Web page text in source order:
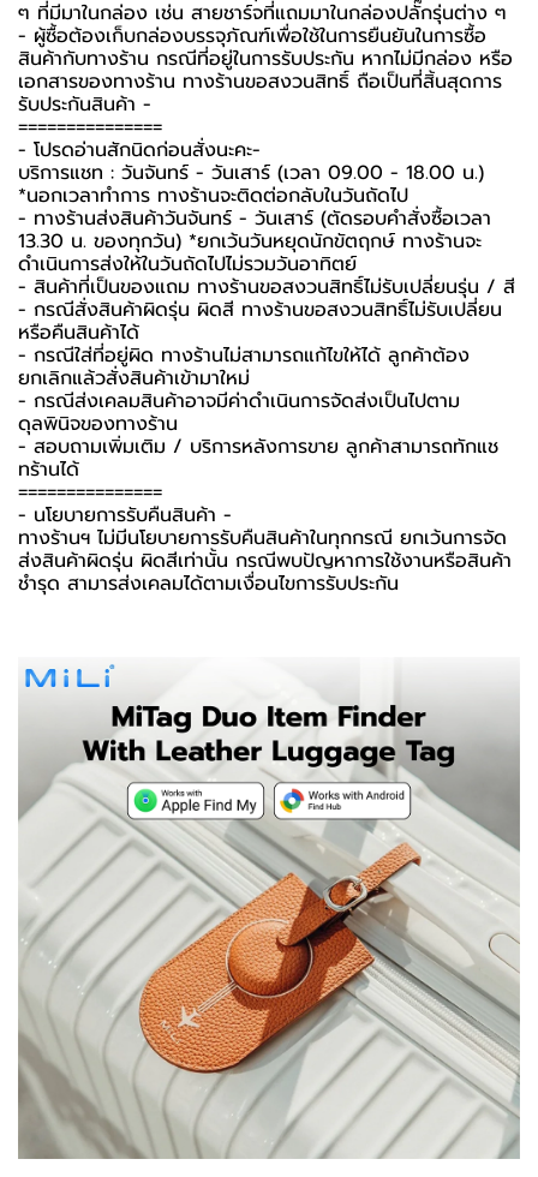
ๆ ที่มีมาในกล่อง เช่น สายชาร์จที่แถมมาในกล่องปลั๊กรุ่นต่าง ๆ
-️ ผู้ซื้อต้องเก็บกล่องบรรจุภัณฑ์เพื่อใช้ในการยืนยันในการซื้อ
สินค้ากับทางร้าน กรณีที่อยู่ในการรับประกัน หากไม่มีกล่อง หรือ
เอกสารของทางร้าน ทางร้านขอสงวนสิทธิ์ ถือเป็นที่สิ้นสุดการ
รับประกันสินค้า -️
===============
-️ โปรดอ่านสักนิดก่อนสั่งนะคะ-️
บริการแชท : วันจันทร์ - วันเสาร์ (เวลา 09.00 - 18.00 น.)
*นอกเวลาทำการ ทางร้านจะติดต่อกลับในวันถัดไป
- ทางร้านส่งสินค้าวันจันทร์ - วันเสาร์ (ตัดรอบคำสั่งซื้อเวลา
13.30 น. ของทุกวัน) *ยกเว้นวันหยุดนักขัตฤกษ์ ทางร้านจะ
ดำเนินการส่งให้ในวันถัดไปไม่รวมวันอาทิตย์
- สินค้าที่เป็นของแถม ทางร้านขอสงวนสิทธิ์ไม่รับเปลี่ยนรุ่น / สี
- กรณีสั่งสินค้าผิดรุ่น ผิดสี ทางร้านขอสงวนสิทธิ์ไม่รับเปลี่ยน
หรือคืนสินค้าได้
- กรณีใส่ที่อยู่ผิด ทางร้านไม่สามารถแก้ไขให้ได้ ลูกค้าต้อง
ยกเลิกแล้วสั่งสินค้าเข้ามาใหม่
- กรณีส่งเคลมสินค้าอาจมีค่าดำเนินการจัดส่งเป็นไปตาม
ดุลพินิจของทางร้าน
- สอบถามเพิ่มเติม / บริการหลังการขาย ลูกค้าสามารถทักแช
ทร้านได้
===============
-️ นโยบายการรับคืนสินค้า -️
ทางร้านฯ ไม่มีนโยบายการรับคืนสินค้าในทุกกรณี ยกเว้นการจัด
ส่งสินค้าผิดรุ่น ผิดสีเท่านั้น กรณีพบปัญหาการใช้งานหรือสินค้า
ชำรุด สามารส่งเคลมได้ตามเงื่อนไขการรับประกัน